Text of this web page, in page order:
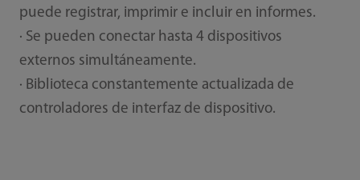
puede registrar, imprimir e incluir en informes.
· Se pueden conectar hasta 4 dispositivos
externos simultáneamente.
· Biblioteca constantemente actualizada de
controladores de interfaz de dispositivo.